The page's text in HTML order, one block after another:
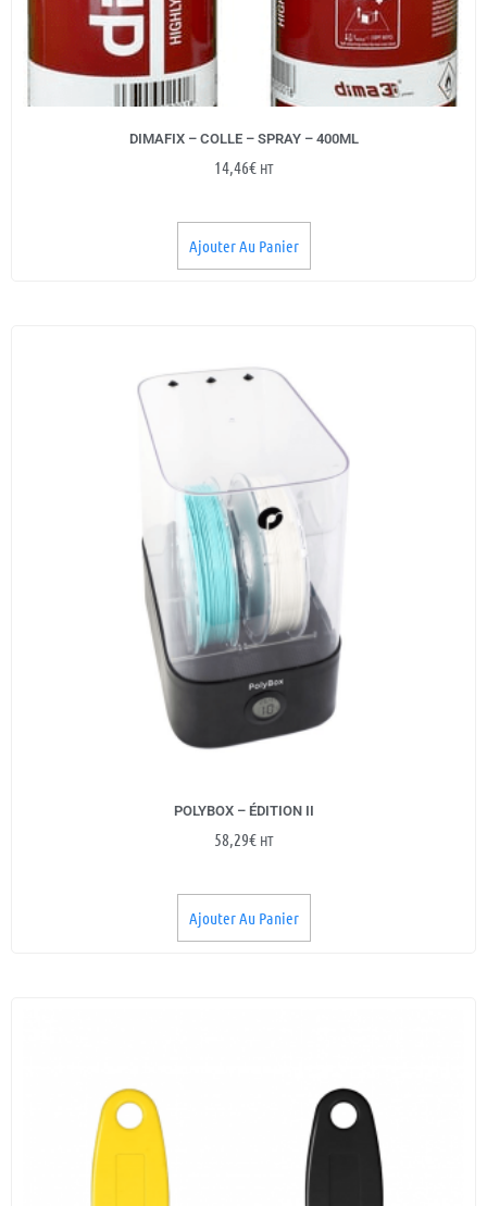
DIMAFIX – COLLE – SPRAY – 400ML
14,46€ HT
Ajouter Au Panier
POLYBOX – ÉDITION II
58,29€ HT
Ajouter Au Panier